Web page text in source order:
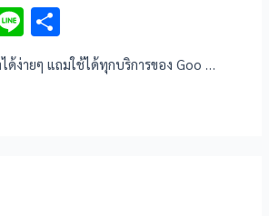
Li
n
e
h
ar
ด้ง่ายๆ แถมใช้ได้ทุกบริการของ Goo …